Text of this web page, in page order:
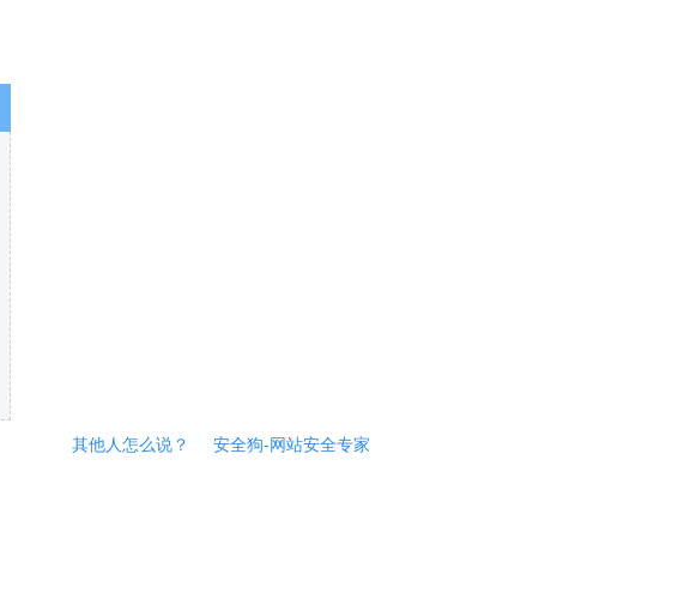
其他人怎么说？ 安全狗-网站安全专家